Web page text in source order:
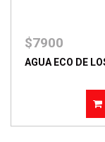
$7900
AGUA ECO DE